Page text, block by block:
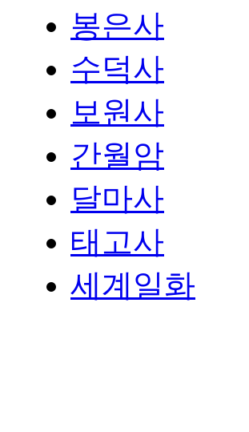
봉은사
수덕사
보원사
간월암
달마사
태고사
세계일화